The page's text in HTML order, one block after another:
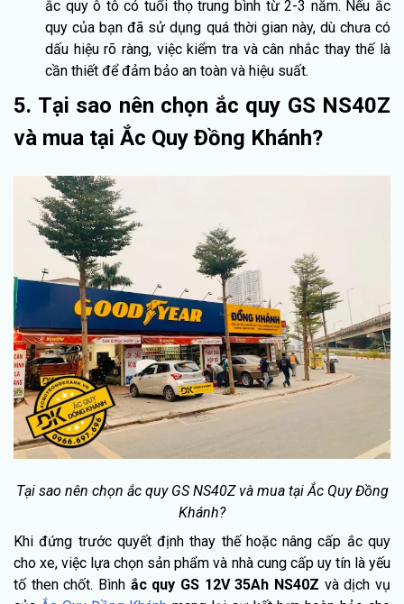
ắc quy ô tô có tuổi thọ trung bình từ 2-3 năm. Nếu ắc
quy của bạn đã sử dụng quá thời gian này, dù chưa có
dấu hiệu rõ ràng, việc kiểm tra và cân nhắc thay thế là
cần thiết để đảm bảo an toàn và hiệu suất.
5. Tại sao nên chọn ắc quy GS NS40Z
và mua tại Ắc Quy Đồng Khánh?
Tại sao nên chọn ắc quy GS NS40Z và mua tại Ắc Quy Đồng
Khánh?
Khi đứng trước quyết định thay thế hoặc nâng cấp ắc quy
cho xe, việc lựa chọn sản phẩm và nhà cung cấp uy tín là yếu
tố then chốt. Bình ắc quy GS 12V 35Ah NS40Z và dịch vụ